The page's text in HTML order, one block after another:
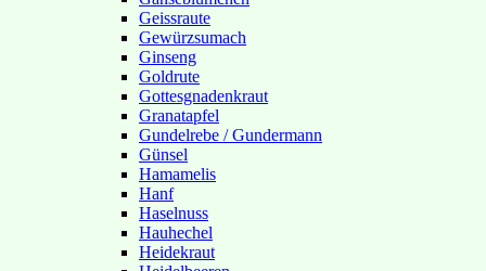
Geissraute
Gewürzsumach
Ginseng
Goldrute
Gottesgnadenkraut
Granatapfel
Gundelrebe / Gundermann
Günsel
Hamamelis
Hanf
Haselnuss
Hauhechel
Heidekraut